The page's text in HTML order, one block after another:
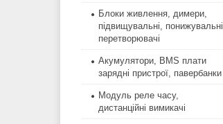
Блоки живлення, димери,
підвищувальні, понижувальні
перетворювачі
Акумулятори, BMS плати
зарядні пристрої, павербанки
Модуль реле часу,
дистанційні вимикачі